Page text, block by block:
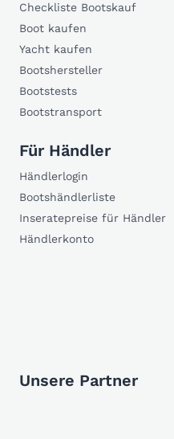
Checkliste Bootskauf
Boot kaufen
Yacht kaufen
Bootshersteller
Bootstests
Bootstransport
Für Händler
Händlerlogin
Bootshändlerliste
Inseratepreise für Händler
Händlerkonto
Unsere Partner